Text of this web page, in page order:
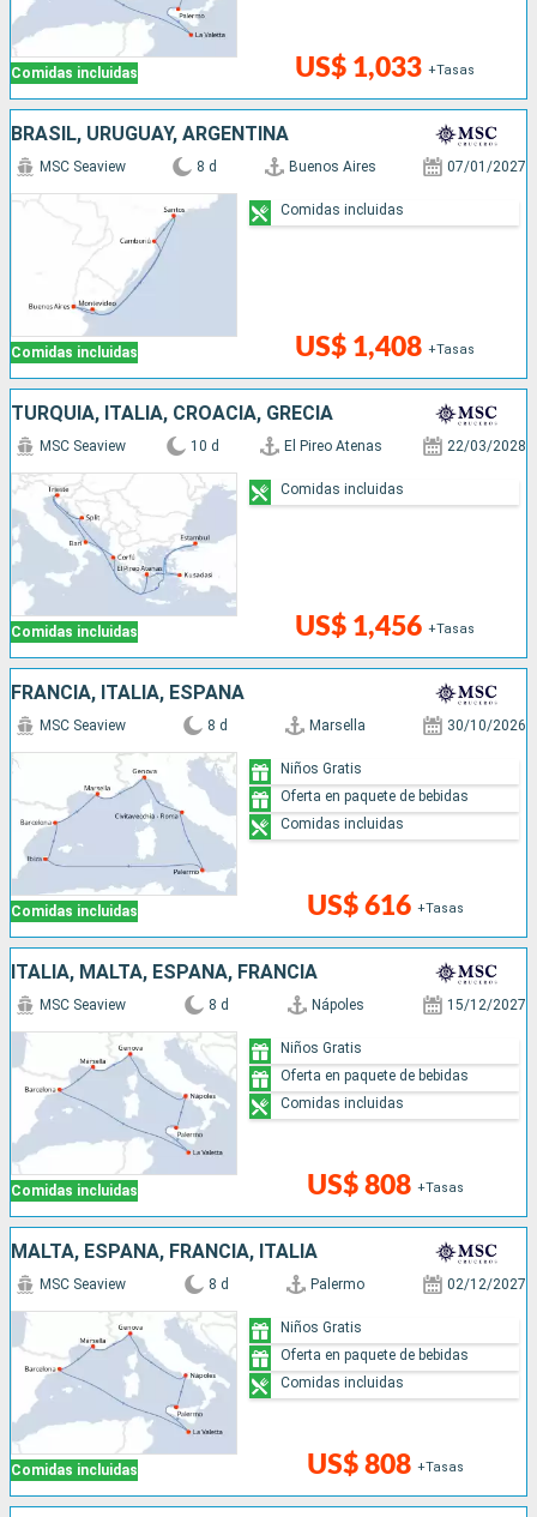
Comidas incluidas US$ 1,033 +Tasas
BRASIL, URUGUAY, ARGENTINA
Comidas incluidas
MSC Seaview 8 d Buenos Aires 07/01/2027
US$ 1,408 +Tasas
Comidas incluidas
TURQUÍA, ITALIA, CROACIA, GRECIA
Comidas incluidas
MSC Seaview 10 d El Pireo Atenas 22/03/2028
US$ 1,456 +Tasas
Comidas incluidas
FRANCIA, ITALIA, ESPAÑA
Comidas incluidas
MSC Seaview 8 d Marsella 30/10/2026
US$ 616 +Tasas
Niños Gratis
Oferta en paquete de bebidas
Comidas incluidas
ITALIA, MALTA, ESPAÑA, FRANCIA
Comidas incluidas
MSC Seaview 8 d Nápoles 15/12/2027
US$ 808 +Tasas
Niños Gratis
Oferta en paquete de bebidas
Comidas incluidas
MALTA, ESPAÑA, FRANCIA, ITALIA
Comidas incluidas
MSC Seaview 8 d Palermo 02/12/2027
US$ 808 +Tasas
Niños Gratis
Oferta en paquete de bebidas
Comidas incluidas